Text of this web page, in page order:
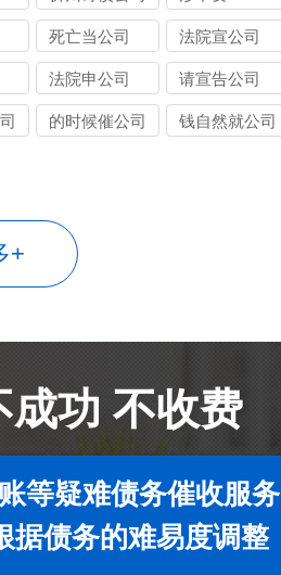
死亡当公司 法院宣公司
法院申公司 请宣告公司
的时候催公司 钱自然就公司
+
成功 不收费
等疑难债务催收服务
据债务的难易度调整